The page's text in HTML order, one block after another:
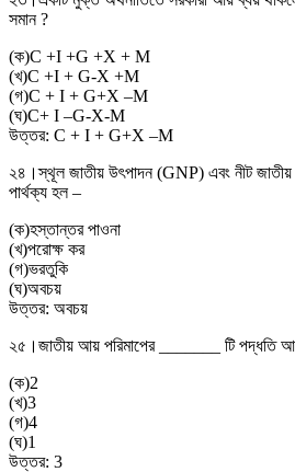
সমান ?
(ক)C +I +G +X + M
(খ)C +I + G-X +M
(গ)C + I + G+X –M
(ঘ)C+ I –G-X-M
উত্তর: C + I + G+X –M
২৪।স্থূল জাতীয় উৎপাদন (GNP) এবং নীট
পার্থক্য হল –
(ক)হস্তান্তর পাওনা
(খ)পরোক্ষ কর
(গ)ভরতুকি
(ঘ)অবচয়
উত্তর: অবচয়
২৫। জাতীয় আয় পরিমাপের _______ টি পদ্ধতি
(ক)2
(খ)3
(গ)4
(ঘ)1
উত্তর: 3